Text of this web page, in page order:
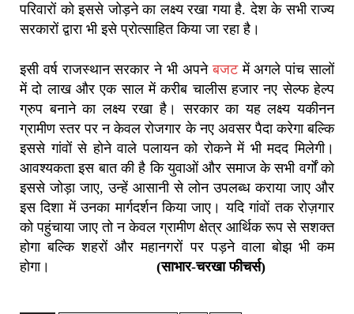
परिवारों को इससे जोड़ने का लक्ष्य रखा गया है. देश के सभी राज्य
सरकारों द्वारा भी इसे प्रोत्साहित किया जा रहा है।
इसी वर्ष राजस्थान सरकार ने भी अपनेबजटमें अगले पांच सालों
में दो लाख और एक साल में करीब चालीस हजार नए सेल्फ हेल्प
ग्रुप बनाने का लक्ष्य रखा है। सरकार का यह लक्ष्य यकीनन
ग्रामीण स्तर पर न केवल रोजगार के नए अवसर पैदा करेगा बल्कि
इससे गांवों से होने वाले पलायन को रोकने में भी मदद मिलेगी।
आवश्यकता इस बात की है कि युवाओं और समाज के सभी वर्गों को
इससे जोड़ा जाए, उन्हें आसानी से लोन उपलब्ध कराया जाए और
इस दिशा में उनका मार्गदर्शन किया जाए। यदि गांवों तक रोज़गार
को पहुंचाया जाए तो न केवल ग्रामीण क्षेत्र आर्थिक रूप से सशक्त
होगा बल्कि शहरों और महानगरों पर पड़ने वाला बोझ भी कम
होगा। (साभार-चरखा फीचर्स)